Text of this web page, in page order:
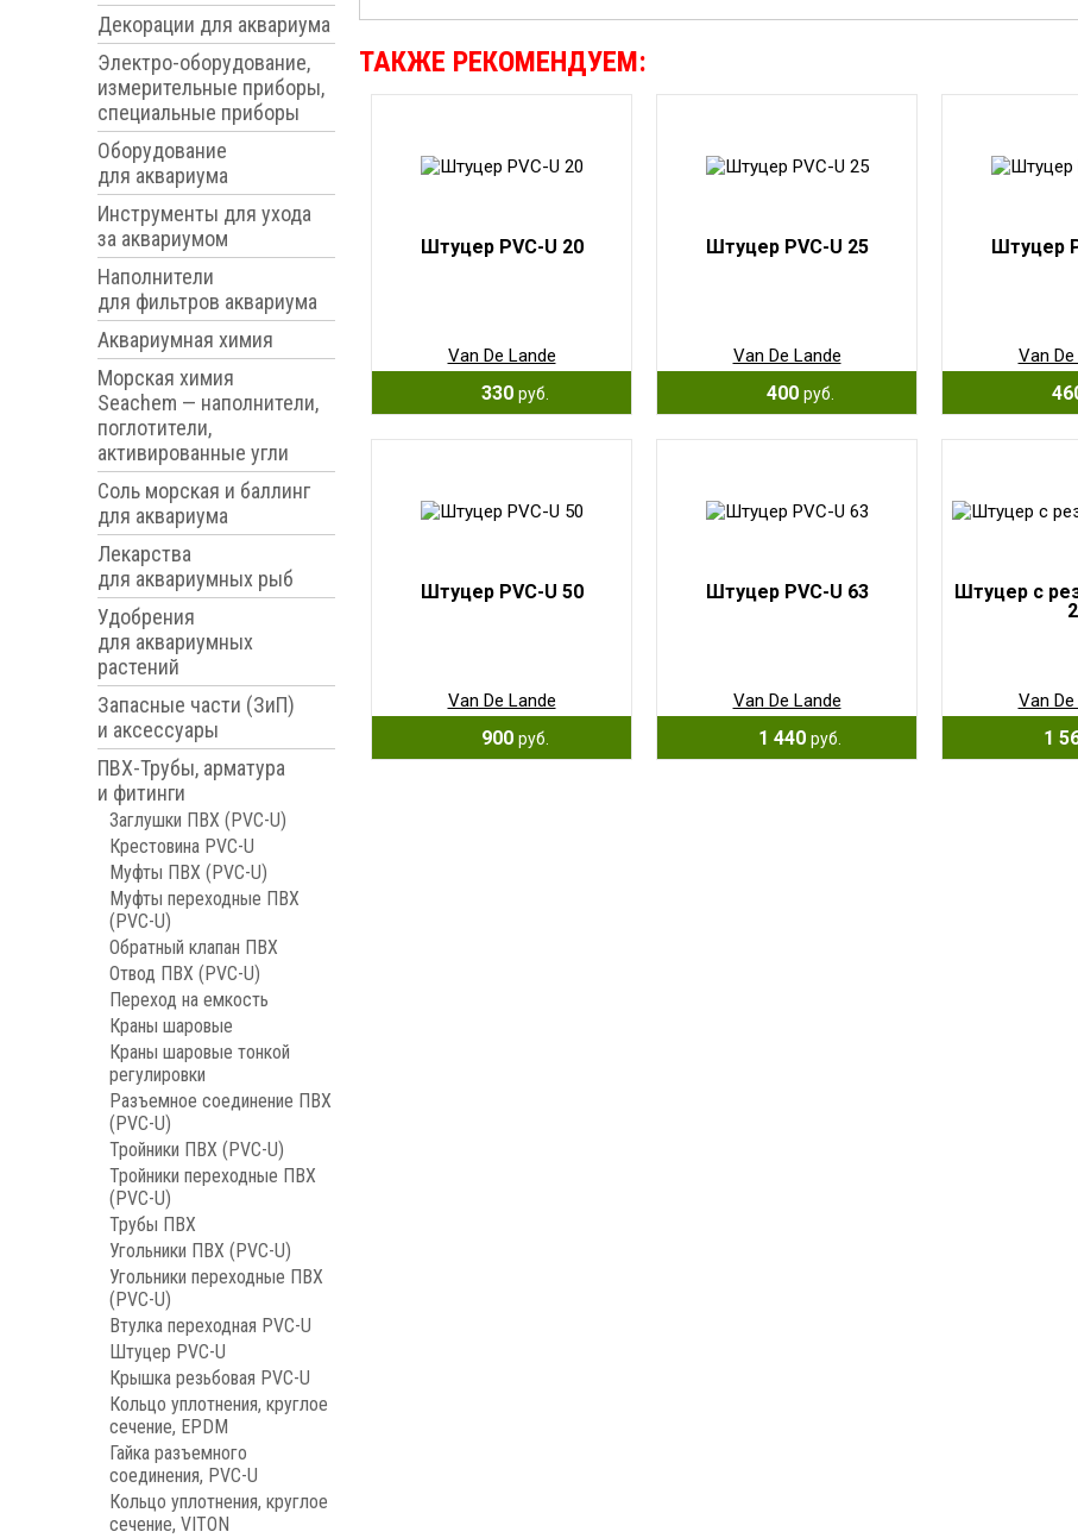
Декорации для аквариума
Электро-оборудование,
измерительные приборы,
специальные приборы
Оборудование
для аквариума
Инструменты для ухода
за аквариумом
Наполнители
для фильтров аквариума
Аквариумная химия
Морская химия
Seachem — наполнители,
поглотители,
активированные угли
Соль морская и баллинг
для аквариума
Лекарства
для аквариумных рыб
Удобрения
для аквариумных
растений
Запасные части (ЗиП)
и аксессуары
ПВХ-Трубы, арматура
и фитинги
Заглушки ПВХ (PVC-U)
Крестовина PVC-U
Муфты ПВХ (PVC-U)
Муфты переходные ПВХ
(PVC-U)
Обратный клапан ПВХ
Отвод ПВХ (PVC-U)
Переход на емкость
Краны шаровые
Краны шаровые тонкой
регулировки
Разъемное соединение ПВХ
(PVC-U)
Тройники ПВХ (PVC-U)
Тройники переходные ПВХ
(PVC-U)
Трубы ПВХ
Угольники ПВХ (PVC-U)
Угольники переходные ПВХ
(PVC-U)
Втулка переходная PVC-U
Штуцер PVC-U
Крышка резьбовая PVC-U
Кольцо уплотнения, круглое
сечение, EPDM
Гайка разъемного
соединения, PVC-U
Кольцо уплотнения, круглое
сечение, VITON
ТАКЖЕ РЕКОМЕНДУЕМ:
Штуцер PVC-U 20
Van De Lande
330 руб.
Штуцер PVC-U 25
Van De Lande
400 руб.
Штуцер
Van
Штуцер PVC-U 50
Van De Lande
900 руб.
Штуцер PVC-U 63
Van De Lande
1 440 руб.
Штуцер с
2
Van
1